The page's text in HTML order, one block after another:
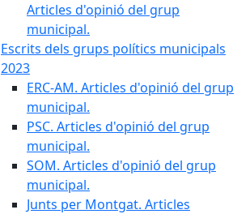
Articles d'opinió del grup
municipal.
Escrits dels grups polítics municipals
2023
ERC-AM. Articles d'opinió del grup
municipal.
PSC. Articles d'opinió del grup
municipal.
SOM. Articles d'opinió del grup
municipal.
Junts per Montgat. Articles